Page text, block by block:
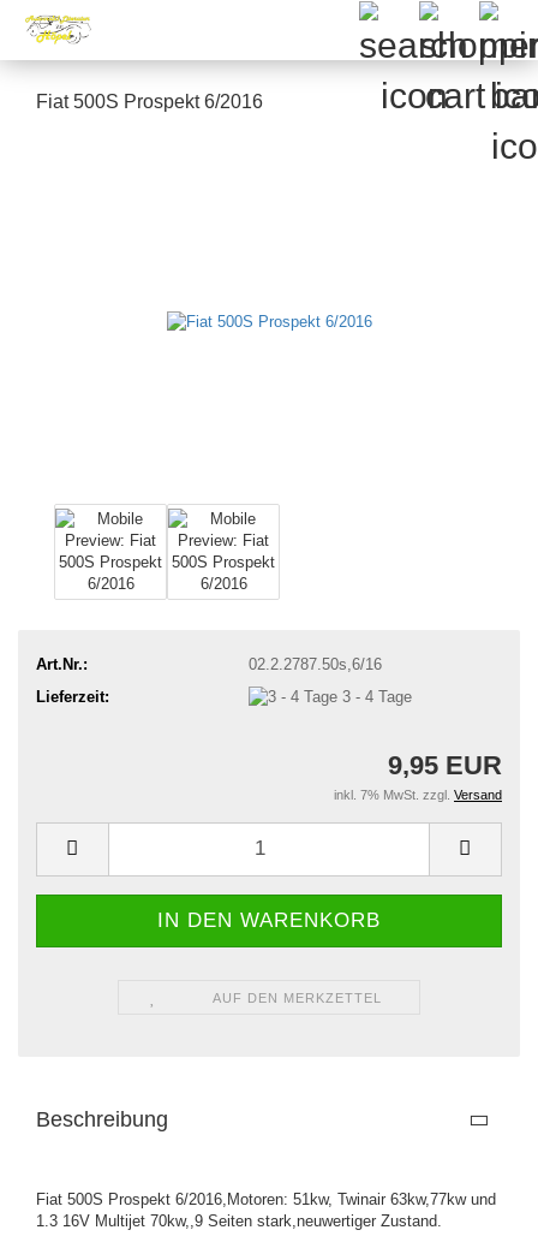
Fiat 500S Prospekt 6/2016
Art.Nr.:
02.2.2787.50s,6/16
Lieferzeit:
3 - 4 Tage
9,95 EUR
inkl. 7% MwSt. zzgl. Versand
AUF DEN MERKZETTEL
Beschreibung
Fiat 500S Prospekt 6/2016,Motoren: 51kw, Twinair 63kw,77kw und
1.3 16V Multijet 70kw,,9 Seiten stark,neuwertiger Zustand.